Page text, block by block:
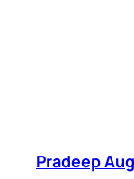
Pradeep